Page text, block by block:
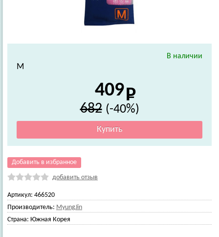
В наличии
М
409
682 (-40%)
Добавить в избранное
добавить отзыв
Артикул: 466520
Производитель: MyungJin
Страна: Южная Корея